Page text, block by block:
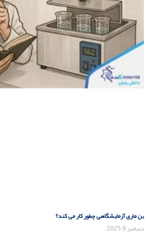
بن ماری آزمایشگاهی چطور کار می کند؟
دسامبر 9, 2025